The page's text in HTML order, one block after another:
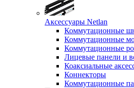
Аксессуары Netlan
Коммутационные
Коммутационные
Коммутационные
Лицевые панели и
Коаксиальные
Коннекторы
Коммутационные